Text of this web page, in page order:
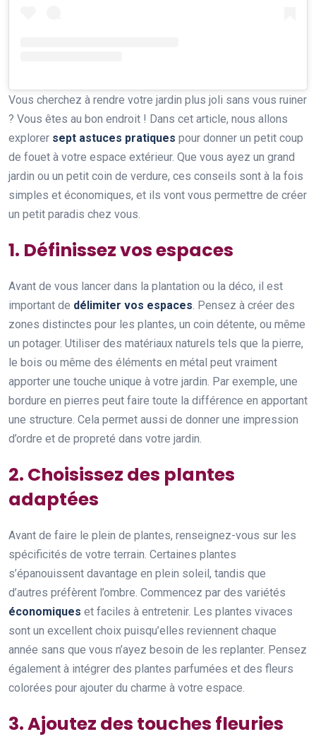
Vous cherchez à rendre votre jardin plus joli sans vous ruiner
? Vous êtes au bon endroit ! Dans cet article, nous allons
explorer sept astuces pratiques pour donner un petit coup
de fouet à votre espace extérieur. Que vous ayez un grand
jardin ou un petit coin de verdure, ces conseils sont à la fois
simples et économiques, et ils vont vous permettre de créer
un petit paradis chez vous.
1. Définissez vos espaces
Avant de vous lancer dans la plantation ou la déco, il est
important de délimiter vos espaces. Pensez à créer des
zones distinctes pour les plantes, un coin détente, ou même
un potager. Utiliser des matériaux naturels tels que la pierre,
le bois ou même des éléments en métal peut vraiment
apporter une touche unique à votre jardin. Par exemple, une
bordure en pierres peut faire toute la différence en apportant
une structure. Cela permet aussi de donner une impression
d’ordre et de propreté dans votre jardin.
2. Choisissez des plantes
adaptées
Avant de faire le plein de plantes, renseignez-vous sur les
spécificités de votre terrain. Certaines plantes
s’épanouissent davantage en plein soleil, tandis que
d’autres préfèrent l’ombre. Commencez par des variétés
économiques et faciles à entretenir. Les plantes vivaces
sont un excellent choix puisqu’elles reviennent chaque
année sans que vous n’ayez besoin de les replanter. Pensez
également à intégrer des plantes parfumées et des fleurs
colorées pour ajouter du charme à votre espace.
3. Ajoutez des touches fleuries